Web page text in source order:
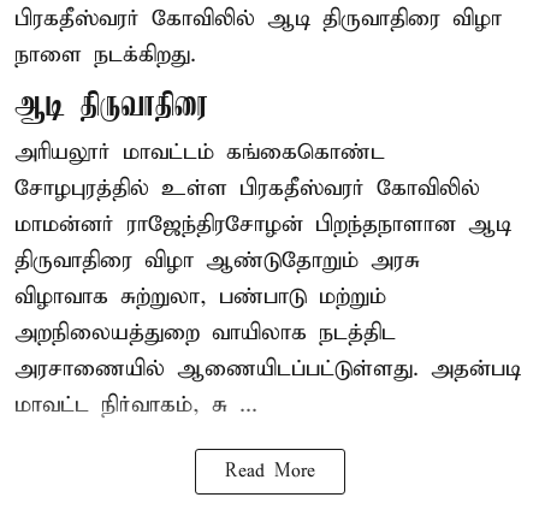
பிரகதீஸ்வரர் கோவிலில் ஆடி திருவாதிரை விழா
நாளை நடக்கிறது.
ஆடி திருவாதிரை
அரியலூர் மாவட்டம் கங்கைகொண்ட
சோழபுரத்தில் உள்ள பிரகதீஸ்வரர் கோவிலில்
மாமன்னர் ராஜேந்திரசோழன் பிறந்தநாளான ஆடி
திருவாதிரை விழா ஆண்டுதோறும் அரசு
விழாவாக சுற்றுலா, பண்பாடு மற்றும்
அறநிலையத்துறை வாயிலாக நடத்திட
அரசாணையில் ஆணையிடப்பட்டுள்ளது. அதன்படி
மாவட்ட நிர்வாகம், சு ...
Read More